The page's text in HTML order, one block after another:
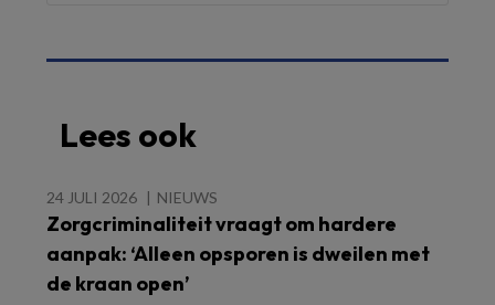
Lees ook
24 JULI 2026 NIEUWS
Zorgcriminaliteit vraagt om hardere
aanpak: ‘Alleen opsporen is dweilen met
de kraan open’